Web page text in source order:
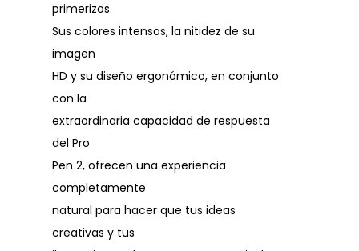
primerizos.
Sus colores intensos, la nitidez de su
imagen
HD y su diseño ergonómico, en conjunto
con la
extraordinaria capacidad de respuesta
del Pro
Pen 2, ofrecen una experiencia
completamente
natural para hacer que tus ideas
creativas y tus